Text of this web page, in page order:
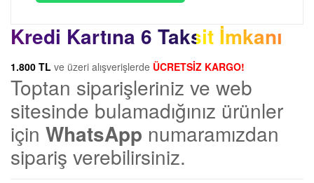
p
m
a
n
l
Bıçak
Kütüğü
adet
Kredi Kartına 6 Taksit İmkanı
1.800 TL ve üzeri alışverişlerde ÜCRETSİZ KARGO!
Toptan siparişleriniz ve web
sitesinde bulamadığınız ürünler
için WhatsApp numaramızdan
sipariş verebilirsiniz.